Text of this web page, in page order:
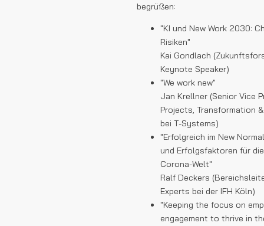
begrüßen:
"KI und New Work 2030:
Risiken"
Kai Gondlach
Keynote Speaker)
"We work new"
Jan Krellner (Senior Vice
Projects, Transformation
bei T-Systems)
"Erfolgreich im New
und Erfolgsfaktoren für
Corona-Welt"
Ralf Deckers
Experts bei der IFH Köln)
"Keeping the focus on
engagement to thrive in